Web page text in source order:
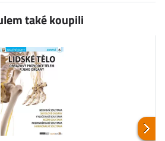
také koupili